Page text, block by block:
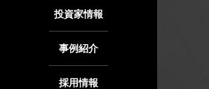
投資家情報
事例紹介
採用情報